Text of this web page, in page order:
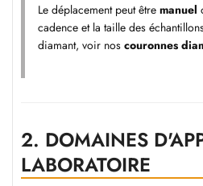
Le déplacement peut être manuel
cadence et la taille des
diamant, voir nos couronnes
2. DOMAINES
LABORATOIRE